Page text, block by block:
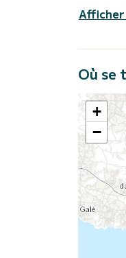
Où se
+
−